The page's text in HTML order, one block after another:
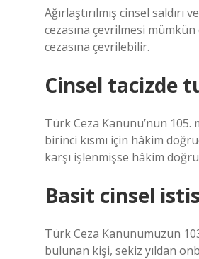
Ağırlaştırılmış cinsel
cezasına çevrilmesi
cezasına çevrilebilir.
Cinsel tacizde
Türk Ceza Kanunu’nun 105.
birinci kısmı için hâkim
karşı işlenmişse hâkim
Basit cinsel
Türk Ceza Kanunumuzun
bulunan kişi, sekiz yıldan